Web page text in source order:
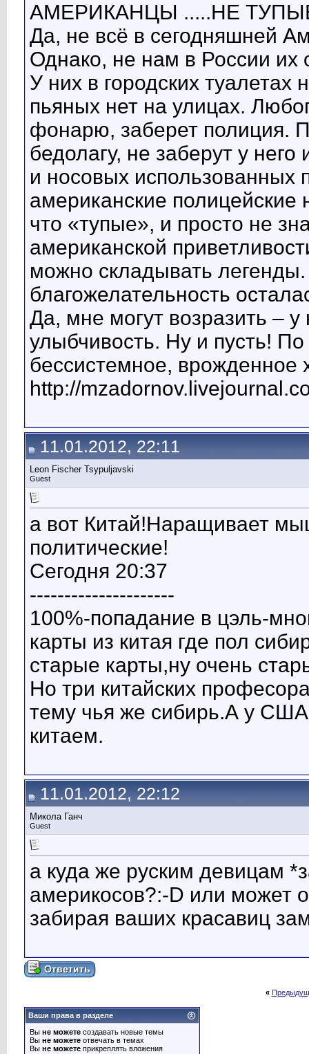
АМЕРИКАНЦЫ .....НЕ
Да, не всё в сегодняшней
Однако, не нам в России их
У них в городских
пьяных нет на улицах.
фонарю, заберет полиция.
бедолагу, не заберут у
и носовых использованных
американские полицейские
что «тупые», и просто не
американской
можно складывать
благожелательность
Да, мне могут возразить –
улыбчивость. Ну и пусть!
бессистемное, врожденное
http://
11.01.2012, 22:11
Leon Fischer Tsypuljavski
Guest
а вот Китай!Наращивает
политические!
Сегодня 20:37
---------------------
100%-попадание в цэль-
карты из китая где пол
старые карты,ну очень
Но три китайских
тему чья же сибирь.А у
китаем.
11.01.2012, 22:12
Микола Ганч
Guest
а куда же руским девицам
америкосов?:-D или может
забирая ваших красавиц
«
Ваши права в разделе
Вы не можете создавать новые темы
Вы не можете отвечать в темах
Вы не можете прикреплять вложения